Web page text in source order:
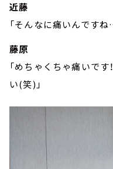
近藤
「そんなに痛いんですね…
藤原
「めちゃくちゃ痛いです
い(笑)」